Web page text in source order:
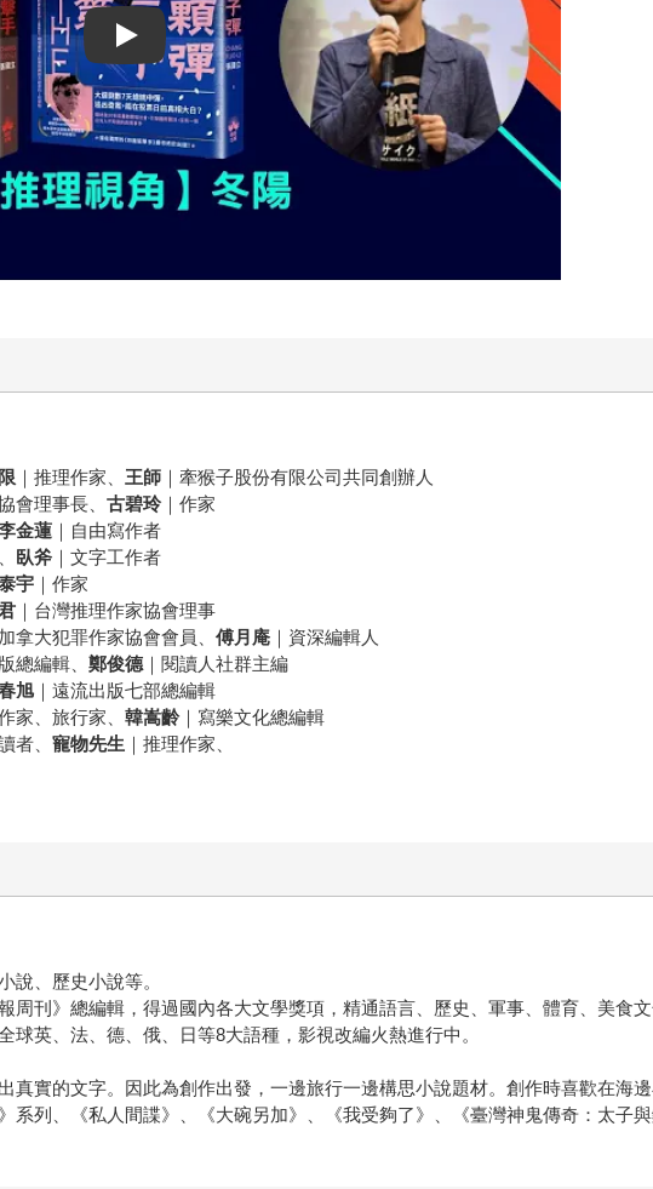
Play video
｜推理作家、王師 ｜牽猴子股份有限公司共同創辦人
會理事長、古碧玲｜作家
金蓮 ｜自由寫作者
臥斧 ｜文字工作者
宇 ｜作家
｜台灣推理作家協會理事
拿大犯罪作家協會會員、傅月庵 ｜資深編輯人
總編輯、鄭俊德｜閱讀人社群主編
旭 ｜遠流出版七部總編輯
作家、旅行家、韓嵩齡｜寫樂文化總編輯
者、寵物先生 ｜推理作家、
說、歷史小說等。
周刊》總編輯，得過國內各大文學獎項，精通語言、歷史、軍事、體育、美食
球英、法、德、俄、日等8大語種，影視改編火熱進行中。
真實的文字。因此為創作出發，一邊旅行一邊構思小說題材。創作時喜歡在海
系列、《私人間諜》、《大碗另加》、《我受夠了》、《臺灣神鬼傳奇：太子與